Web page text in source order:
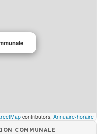
contributors, Annuaire-horaire
COMMUNALE